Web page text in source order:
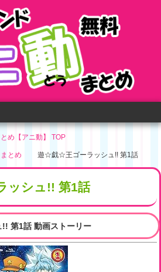
め【アニ動】 TOP
とめ 遊☆戯☆王ゴーラッシュ!! 第1話
ッシュ!! 第1話
第1話 動画ストーリー